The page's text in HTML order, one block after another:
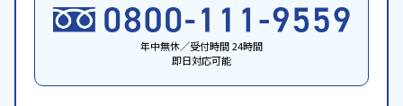
年中無休／受付時間 24時間
即日対応可能